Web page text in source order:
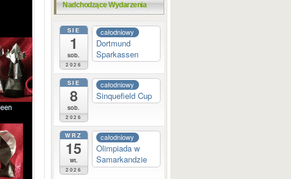
Nadchodzące Wydarzenia
SIE
1
sob.
2026
całodniowy
Dortmund
Sparkassen
SIE
8
sob.
2026
całodniowy
Sinquefield Cup
WRZ
15
wt.
2026
całodniowy
Olimpiada w
Samarkandzie